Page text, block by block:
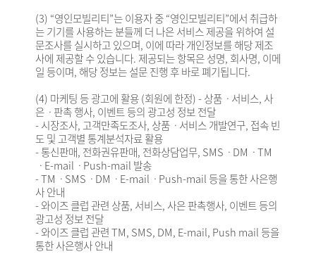
(3) “영인모빌리티”는 이용자 중 “영인모빌리티”에서 취급하
는 기기를 사용하는 분들께 더 나은 서비스 제공을 위하여 설
문조사를 실시하고 있으며, 이에 따라 개인정보를 해당 제조
사에 제공할 수 있습니다. 제공되는 항목은 성명, 회사명, 이메
일 등이며, 해당 정보는 설문 진행 후 바로 폐기됩니다.
(4) 마케팅 등 광고에 활용 (회원에 한정) - 상품ㆍ서비스, 사
은ㆍ판촉 행사, 이벤트 등의 광고성 정보 전달
- 시장조사, 고객만족도조사, 상품ㆍ서비스 개발연구, 접속 빈
도 및 고객별 통계분석자료 활용
- 통신판매, 전화권유판매, 전화상담업무, SMSㆍDMㆍTM
ㆍE-mailㆍPush-mail 발송
- TMㆍSMSㆍDMㆍE-mailㆍPush-mail 등을 통한 사은행
사 안내
- 와이즈 클럽 관련 상품, 서비스, 사은 판촉행사, 이벤트 등의
광고성 정보 전달
- 와이즈 클럽 관련 TM, SMS, DM, E-mail, Push mail 등을
통한 사은행사 안내